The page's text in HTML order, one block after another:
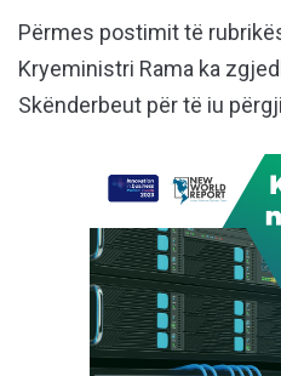
Përmes postimit të
Kryeministri Rama ka
Skënderbeut për të iu